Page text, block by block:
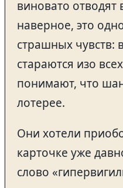
виновато отводят
наверное, это
страшных чувств:
стараются изо
понимают, что
лотерее.
Они хотели
карточке уже
слово